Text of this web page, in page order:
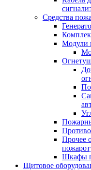
Средства
Модули
Прочее
Шкафы
Щитовое